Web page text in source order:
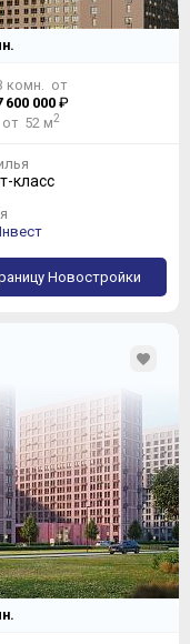
комн. от
600 000₽
от 52 м2
класс
Новостройки